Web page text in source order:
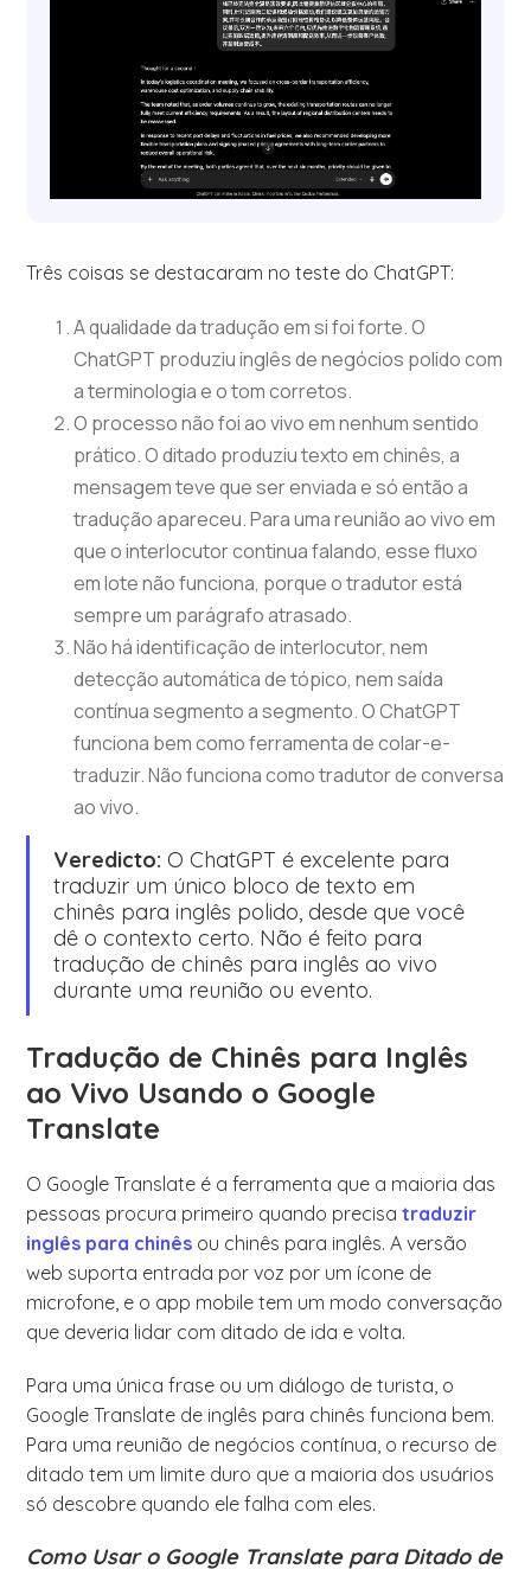
Três coisas se destacaram no teste do ChatGPT:
A qualidade da tradução em si foi forte. O
ChatGPT produziu inglês de negócios polido com
a terminologia e o tom corretos.
O processo não foi ao vivo em nenhum sentido
prático. O ditado produziu texto em chinês, a
mensagem teve que ser enviada e só então a
tradução apareceu. Para uma reunião ao vivo em
que o interlocutor continua falando, esse fluxo
em lote não funciona, porque o tradutor está
sempre um parágrafo atrasado.
Não há identificação de interlocutor, nem
detecção automática de tópico, nem saída
contínua segmento a segmento. O ChatGPT
funciona bem como ferramenta de colar-e-
traduzir. Não funciona como tradutor de conversa
ao vivo.
Veredicto: O ChatGPT é excelente para
traduzir um único bloco de texto em
chinês para inglês polido, desde que você
dê o contexto certo. Não é feito para
tradução de chinês para inglês ao vivo
durante uma reunião ou evento.
Tradução de Chinês para Inglês
ao Vivo Usando o Google
Translate
O Google Translate é a ferramenta que a maioria das
pessoas procura primeiro quando precisatraduzir
inglês para chinês ou chinês para inglês. A versão
web suporta entrada por voz por um ícone de
microfone, e o app mobile tem um modo conversação
que deveria lidar com ditado de ida e volta.
Para uma única frase ou um diálogo de turista, o
Google Translate de inglês para chinês funciona bem.
Para uma reunião de negócios contínua, o recurso de
ditado tem um limite duro que a maioria dos usuários
só descobre quando ele falha com eles.
Como Usar o Google Translate para Ditado de